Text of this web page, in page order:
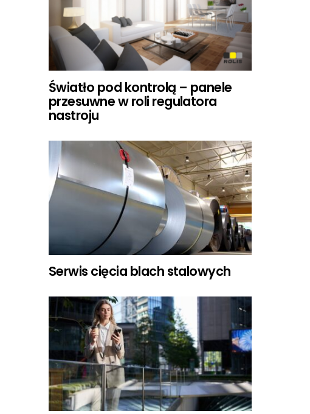
Światło pod kontrolą – panele
przesuwne w roli regulatora
nastroju
Serwis cięcia blach stalowych